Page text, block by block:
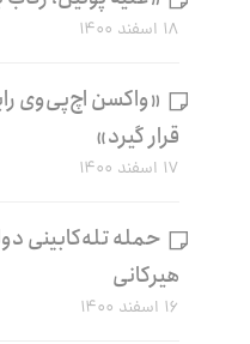
۱۸ اسفند ۱۴۰۰
«واکسن اچ‌پی‌وی
قرار گیرد»
۱۷ اسفند ۱۴۰۰
حمله تله‌کابینی
هیرکانی
۱۶ اسفند ۱۴۰۰